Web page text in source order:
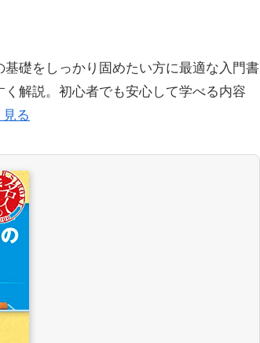
礎をしっかり固めたい方に最適な入門書
解説。初心者でも安心して学べる内容
る